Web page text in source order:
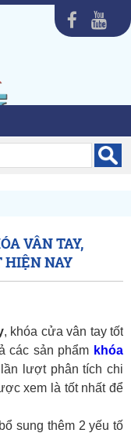
VÂN TAY,
HIỆN NAY
, khóa cửa vân tay tốt
các sản phẩm khóa
lượt phân tích chi
xem là tốt nhất để
sung thêm 2 yếu tố